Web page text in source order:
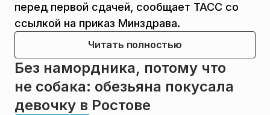
перед первой сдачей, сообщает ТАСС со
ссылкой на приказ Минздрава.
Читать полностью
Без намордника, потому что
не собака: обезьяна покусала
девочку в Ростове